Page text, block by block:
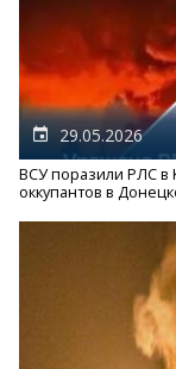
29.05.2026
ВСУ поразили РЛС в
оккупантов в